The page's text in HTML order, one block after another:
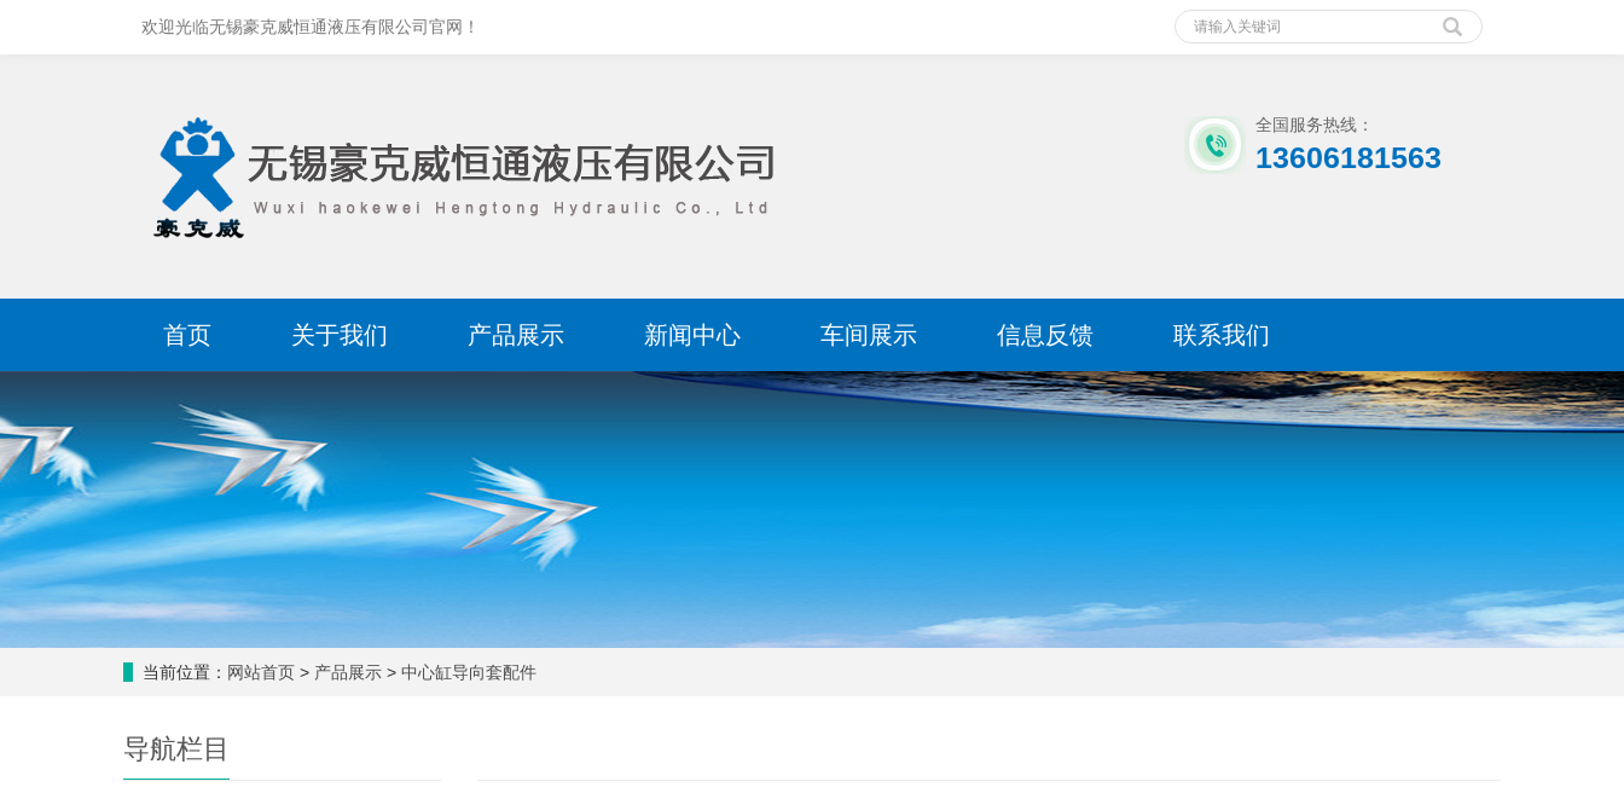
欢迎光临无锡豪克威恒通液压有限公司官网！
全国服务热线：
13606181563
首页 关于我们 产品展示 新闻中心 车间展示 信息反馈 联系我们
当前位置： 网站首页 > 产品展示 > 中心缸导向套配件
导航栏目